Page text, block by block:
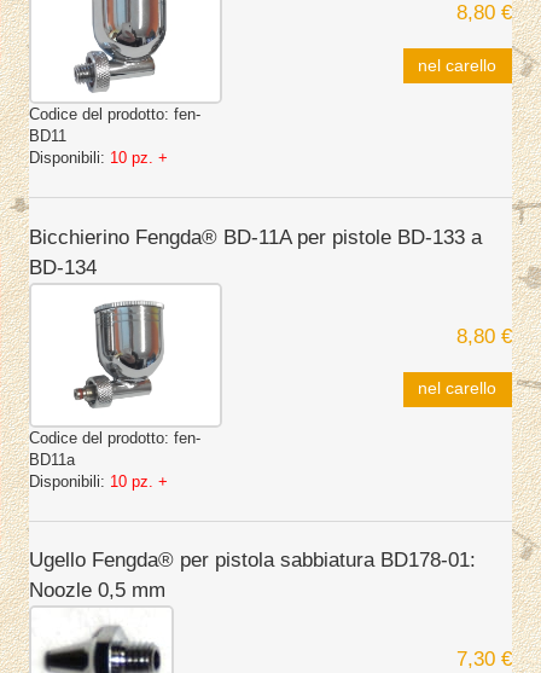
Codice del prodotto: fen-
BD11
Disponibili: 10 pz. +
8,80 €
nel carello
Bicchierino Fengda® BD-11A per pistole BD-133 a
BD-134
Codice del prodotto: fen-
BD11a
Disponibili: 10 pz. +
8,80 €
nel carello
Ugello Fengda® per pistola sabbiatura BD178-01:
Noozle 0,5 mm
7,30 €